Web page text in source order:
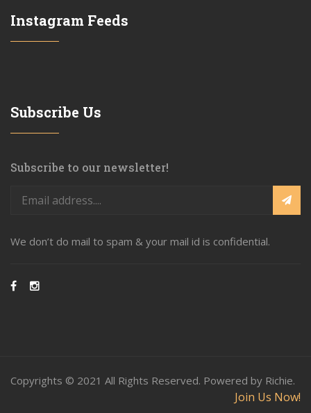
Instagram Feeds
Subscribe Us
Subscribe to our newsletter!
We don’t do mail to spam & your mail id is confidential.
Copyrights © 2021 All Rights Reserved. Powered by Richie.
Join Us Now!